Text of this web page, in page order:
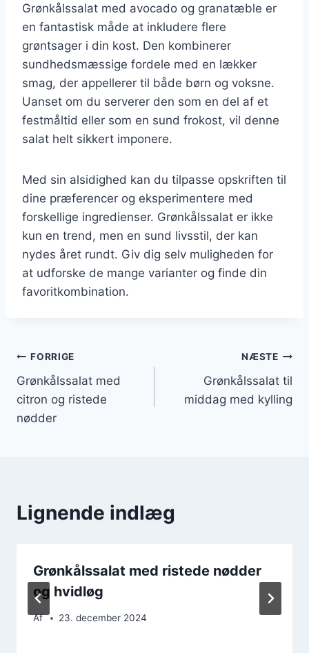
Grønkålssalat med avocado og granatæble er
en fantastisk måde at inkludere flere
grøntsager i din kost. Den kombinerer
sundhedsmæssige fordele med en lækker
smag, der appellerer til både børn og voksne.
Uanset om du serverer den som en del af et
festmåltid eller som en sund frokost, vil denne
salat helt sikkert imponere.
Med sin alsidighed kan du tilpasse opskriften til
dine præferencer og eksperimentere med
forskellige ingredienser. Grønkålssalat er ikke
kun en trend, men en sund livsstil, der kan
nydes året rundt. Giv dig selv muligheden for
at udforske de mange varianter og finde din
favoritkombination.
Indlægsnavigation
FORRIGE
Grønkålssalat med
citron og ristede
nødder
NÆSTE
Grønkålssalat til
middag med kylling
Lignende indlæg
Grønkålssalat med ristede nødder
og hvidløg
Af 23. december 2024